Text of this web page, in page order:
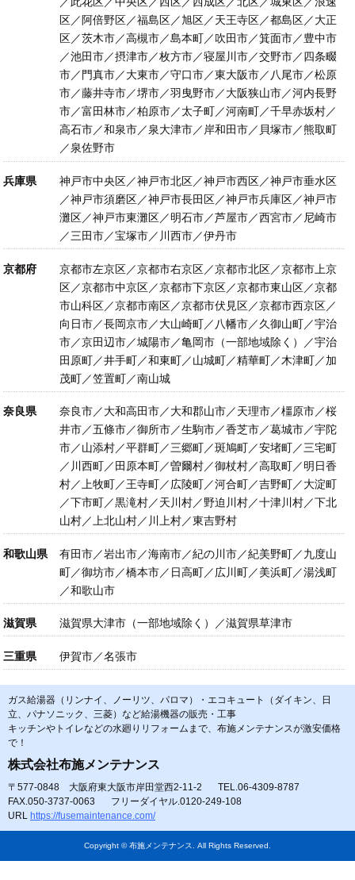
区／阿倍野区／福島区／旭区／天王寺区／都島区／大正
区／茨木市／高槻市／島本町／吹田市／箕面市／豊中市
／池田市／摂津市／枚方市／寝屋川市／交野市／四条畷
市／門真市／大東市／守口市／東大阪市／八尾市／松原
市／藤井寺市／堺市／羽曳野市／大阪狭山市／河内長野
市／富田林市／柏原市／太子町／河南町／千早赤坂村／
高石市／和泉市／泉大津市／岸和田市／貝塚市／熊取町
／泉佐野市
兵庫県
神戸市中央区／神戸市北区／神戸市西区／神戸市垂水区
／神戸市須磨区／神戸市長田区／神戸市兵庫区／神戸市
灘区／神戸市東灘区／明石市／芦屋市／西宮市／尼崎市
／三田市／宝塚市／川西市／伊丹市
京都府
京都市左京区／京都市右京区／京都市北区／京都市上京
区／京都市中京区／京都市下京区／京都市東山区／京都
市山科区／京都市南区／京都市伏見区／京都市西京区／
向日市／長岡京市／大山崎町／八幡市／久御山町／宇治
市／京田辺市／城陽市／亀岡市（一部地域除く）／宇治
田原町／井手町／和東町／山城町／精華町／木津町／加
茂町／笠置町／南山城
奈良県
奈良市／大和高田市／大和郡山市／天理市／橿原市／桜
井市／五條市／御所市／生駒市／香芝市／葛城市／宇陀
市／山添村／平群町／三郷町／斑鳩町／安堵町／三宅町
／川西町／田原本町／曽爾村／御杖村／高取町／明日香
村／上牧町／王寺町／広陵町／河合町／吉野町／大淀町
／下市町／黒滝村／天川村／野迫川村／十津川村／下北
山村／上北山村／川上村／東吉野村
和歌山県
有田市／岩出市／海南市／紀の川市／紀美野町／九度山
町／御坊市／橋本市／日高町／広川町／美浜町／湯浅町
／和歌山市
滋賀県 滋賀県大津市（一部地域除く）／滋賀県草津市
三重県 伊賀市／名張市
ガス給湯器（リンナイ、ノーリツ、パロマ）・エコキュート（ダイキン、日
立、パナソニック、三菱）など給湯機器の販売・工事
キッチンやトイレなどの水廻りリフォームまで、布施メンテナンスが激安価格
で！
株式会社布施メンテナンス
〒577-0848 大阪府東大阪市岸田堂西2-11-2
TEL.06-4309-8787
FAX.050-3737-0063
フリーダイヤル.0120-249-108
URL https://fusemaintenance.com/
Copyright © 布施メンテナンス. All Rights Reserved.